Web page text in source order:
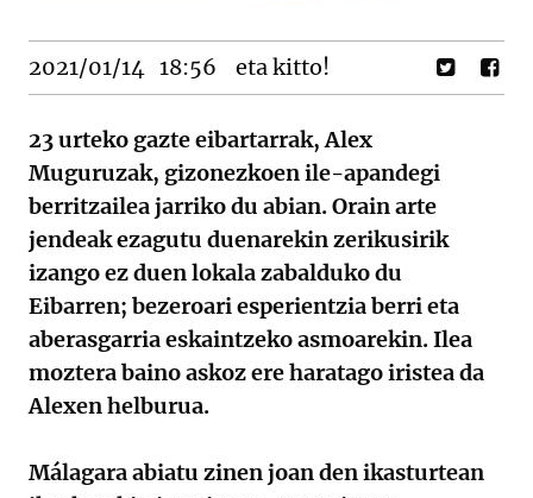
2021/01/14 18:56 eta kitto!
23 urteko gazte eibartarrak, Alex
Muguruzak, gizonezkoen ile-apandegi
berritzailea jarriko du abian. Orain arte
jendeak ezagutu duenarekin zerikusirik
izango ez duen lokala zabalduko du
Eibarren; bezeroari esperientzia berri eta
aberasgarria eskaintzeko asmoarekin. Ilea
moztera baino askoz ere haratago iristea da
Alexen helburua.
Málagara abiatu zinen joan den ikasturtean